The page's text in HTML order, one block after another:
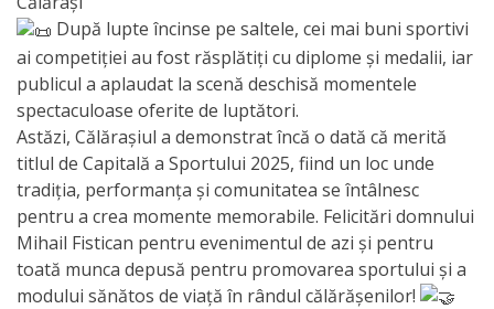
Atragere
a
Investiţiilor
Serviciul
de
Colectare
a
După lupte încinse pe saltele, cei mai buni sportivi
ai competiției au fost răsplătiți cu diplome și medalii, iar
publicul a aplaudat la scenă deschisă momentele
spectaculoase oferite de luptători.
Astăzi, Călărașiul a demonstrat încă o dată că merită
titlul de Capitală a Sportului 2025, fiind un loc unde
tradiția, performanța și comunitatea se întâlnesc
pentru a crea momente memorabile. Felicitări domnului
Mihail Fistican pentru evenimentul de azi și pentru
toată munca depusă pentru promovarea sportului și a
modului sănătos de viață în rândul călărășenilor!